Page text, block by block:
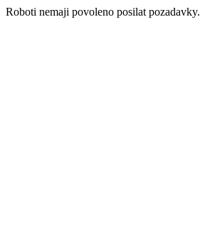
Roboti nemaji povoleno posilat pozadavky.